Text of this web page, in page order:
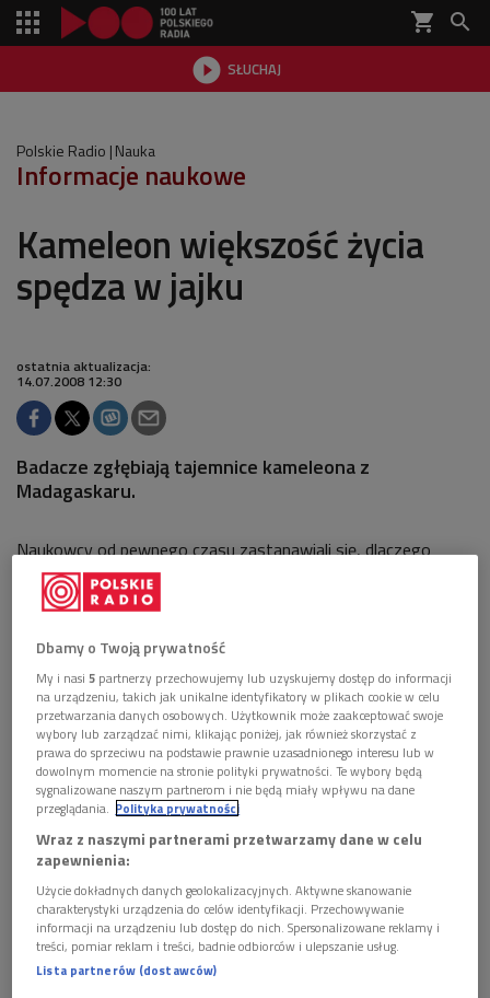
shopping_cart 
 SŁUCHAJ

Polskie Radio Nauka
Informacje naukowe
Kameleon większość życia
spędza w jajku
ostatnia aktualizacja:
14.07.2008 12:30
Badacze zgłębiają tajemnice kameleona z
Madagaskaru.
Naukowcy od pewnego czasu zastanawiali się, dlaczego
kameleonFurcifer labordi
wzrostu i żyje najkrócej ze wszystkich czworonożnych
swojego życia spędza w jajku.
Jak ustalili badacze,F. labordidwie trzecie życia spędza jako …
jajko. Pod postacią zamkniętego w skorupce embrionu
kameleon żyje aż 8-9 miesięcy, a po wykluciu zostaje mu już
tylko 4-5 miesięcy życia.
F. labordizamieszkuje pustynny, południowo-zachodni obszar
Madagaskaru. Każdego roku pomiędzy marcem i listopadem
panuje tam pora sucha, a deszcze padają jedynie pomiędzy
grudniem i lutym. To właśnie ten ostry i niegościnny klimat
może być odpowiedzialny za niezwykły rozwój osobniczy
Dbamy o Twoją prywatność
My i nasi5 partnerzy przechowujemy lub uzyskujemy dostęp do informacji
na urządzeniu, takich jak unikalne identyfikatory w plikach cookie w celu
przetwarzania danych osobowych. Użytkownik może zaakceptować swoje
wybory lub zarządzać nimi, klikając poniżej, jak również skorzystać z
prawa do sprzeciwu na podstawie prawnie uzasadnionego interesu lub w
dowolnym momencie na stronie polityki prywatności. Te wybory będą
sygnalizowane naszym partnerom i nie będą miały wpływu na dane
przeglądania. Polityka prywatności
Wraz z naszymi partnerami przetwarzamy dane w celu
zapewnienia:
Użycie dokładnych danych geolokalizacyjnych. Aktywne skanowanie
charakterystyki urządzenia do celów identyfikacji. Przechowywanie
informacji na urządzeniu lub dostęp do nich. Spersonalizowane reklamy i
treści, pomiar reklam i treści, badnie odbiorców i ulepszanie usług.
Lista partnerów (dostawców)